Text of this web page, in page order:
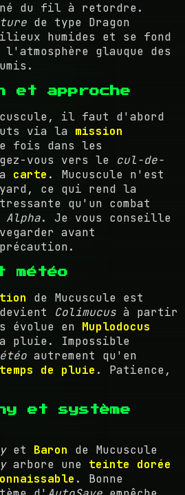
du fil à retordre.
de type Dragon
humides et se fond
glauque des
et approche
il faut d'abord
via la mission
fois dans les
vous vers le cul-de-
carte . Mucuscule n'est
ce qui rend la
qu'un combat
Alpha. Je vous conseille
avant
météo
de Mucuscule est
Colimucus à partir
évolue en Muplodocus
pluie. Impossible
autrement qu'en
temps de pluie . Patience,
et système
et Baron de Mucuscule
arbore une teinte dorée
. Bonne